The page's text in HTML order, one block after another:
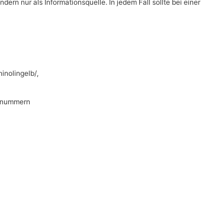
nur als Informationsquelle. In jedem Fall sollte bei einer
,